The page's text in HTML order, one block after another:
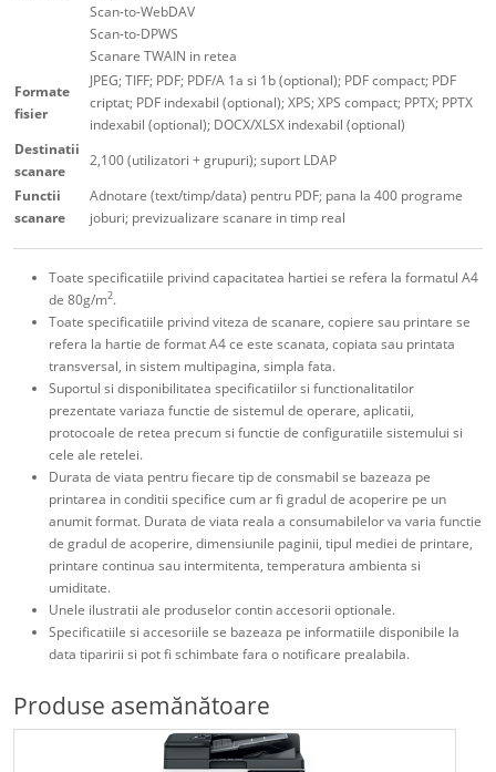
Scan-to-WebDAV
Scan-to-DPWS
Scanare TWAIN in retea
Formate
fisier
JPEG; TIFF; PDF; PDF/A 1a si 1b (optional); PDF compact; PDF
criptat; PDF indexabil (optional); XPS; XPS compact; PPTX; PPTX
indexabil (optional); DOCX/XLSX indexabil (optional)
Destinatii
scanare
2,100 (utilizatori + grupuri); suport LDAP
Functii
scanare
Adnotare (text/timp/data) pentru PDF; pana la 400 programe
joburi; previzualizare scanare in timp real
Toate specificatiile privind capacitatea hartiei se refera la formatul A4
de 80g/m2.
Toate specificatiile privind viteza de scanare, copiere sau printare se
refera la hartie de format A4 ce este scanata, copiata sau printata
transversal, in sistem multipagina, simpla fata.
Suportul si disponibilitatea specificatiilor si functionalitatilor
prezentate variaza functie de sistemul de operare, aplicatii,
protocoale de retea precum si functie de configuratiile sistemului si
cele ale retelei.
Durata de viata pentru fiecare tip de consmabil se bazeaza pe
printarea in conditii specifice cum ar fi gradul de acoperire pe un
anumit format. Durata de viata reala a consumabilelor va varia functie
de gradul de acoperire, dimensiunile paginii, tipul mediei de printare,
printare continua sau intermitenta, temperatura ambienta si
umiditate.
Unele ilustratii ale produselor contin accesorii optionale.
Specificatiile si accesoriile se bazeaza pe informatiile disponibile la
data tiparirii si pot fi schimbate fara o notificare prealabila.
Produse asemănătoare